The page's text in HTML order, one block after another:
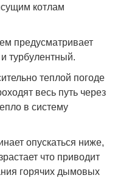
котлам
предусматривает
турбулентный.
теплой погоде
весь путь через
в систему
опускаться ниже,
что приводит
горячих дымовых